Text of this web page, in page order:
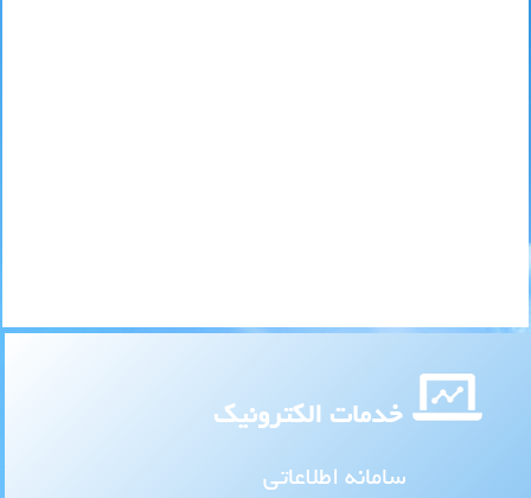
خدمات الکترونیک
سامانه اطلاعاتی